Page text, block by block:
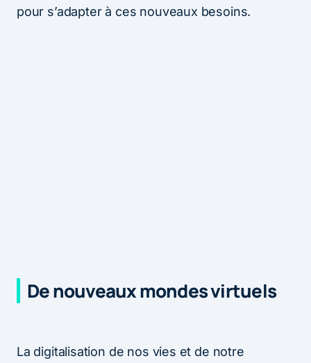
pour s’adapter à ces nouveaux besoins.
De nouveaux mondes virtuels
La digitalisation de nos vies et de notre